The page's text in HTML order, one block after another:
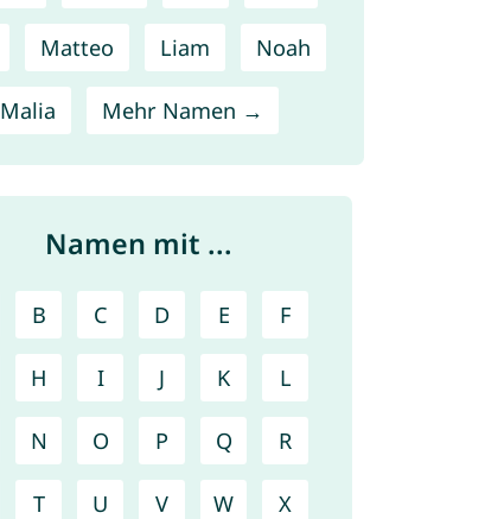
Matteo Liam Noah
Malia Mehr Namen →
Namen mit ...
B C D E F
H I J K L
N O P Q R
T U V W X